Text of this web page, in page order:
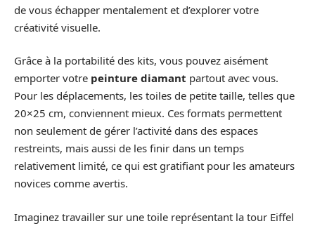
de vous échapper mentalement et d’explorer votre
créativité visuelle.
Grâce à la portabilité des kits, vous pouvez aisément
emporter votre peinture diamant partout avec vous.
Pour les déplacements, les toiles de petite taille, telles que
20×25 cm, conviennent mieux. Ces formats permettent
non seulement de gérer l’activité dans des espaces
restreints, mais aussi de les finir dans un temps
relativement limité, ce qui est gratifiant pour les amateurs
novices comme avertis.
Imaginez travailler sur une toile représentant la tour Eiffel